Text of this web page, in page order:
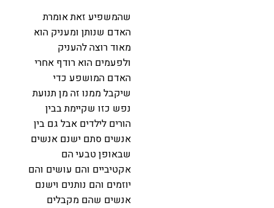
שהמשפיע זאת אומרת
האדם שנותן ומעניק הוא
מאוד רוצה להעניק
ולפעמים הוא רודף אחרי
האדם המושפע כדי
שיקבל ממנו זה מן תנועת
נפש כזו שקיימת בבין
הורים לילדים אבל גם בין
אנשים סתם ישנם אנשים
שבאופן טבעי הם
אקטיביים והם עושים והם
יוזמים והם נותנים וישנם
אנשים שהם מקבלים